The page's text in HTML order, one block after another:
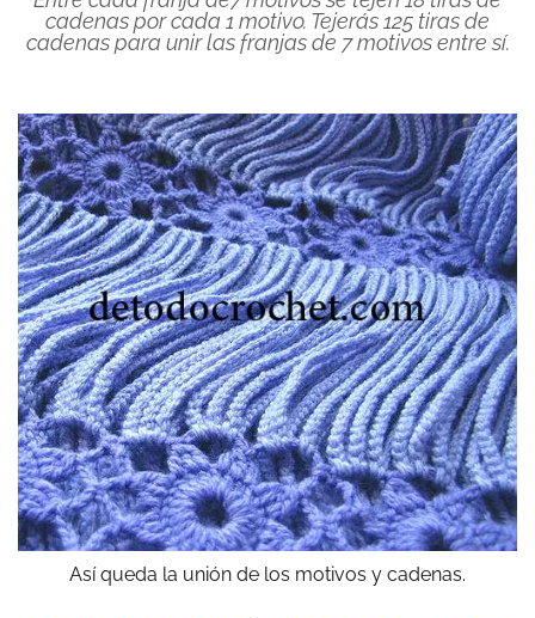
cadenas por cada 1 motivo. Tejerás 125 tiras de
cadenas para unir las franjas de 7 motivos entre sí.
Así queda la unión de los motivos y cadenas.